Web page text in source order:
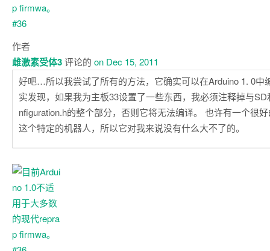
作者
雌激素受体3评论的 on Dec 15, 2011
好吧…所以我尝试了所有的方法，它确实可以在Arduino 1. 0中
实发现，如果我为主板33设置了一些东西，我必须注释掉与
nfiguration.h的整个部分，否则它将无法编译。 也许有一个很
这个特定的机器人，所以它对我来说没有什么大不了的。